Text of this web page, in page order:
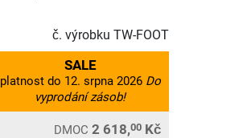
č. výrobku TW-FOOT
SALE
platnost do 12. srpna 2026 Do
vyprodání zásob!
DMOC 2 618,00 Kč